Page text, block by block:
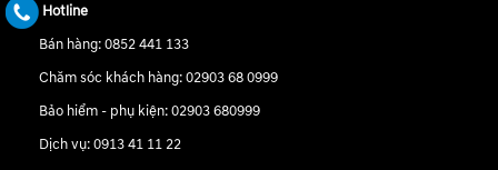
Hotline
Bán hàng:0852 441 133
Chăm sóc khách hàng:02903 68 0999
Bảo hiểm - phụ kiện:02903 680999
Dịch vụ:0913 41 11 22